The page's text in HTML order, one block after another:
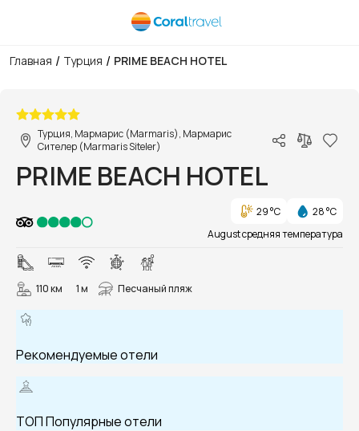
Главная / Турция / PRIME BEACH HOTEL
Турция, Мармарис (Marmaris), Мармарис
Сителер (Marmaris Siteler)
PRIME BEACH HOTEL
29 °C
28 °C
August средняя температура
110 км 1 м Песчаный пляж
Рекомендуемые отели
ТОП Популярные отели